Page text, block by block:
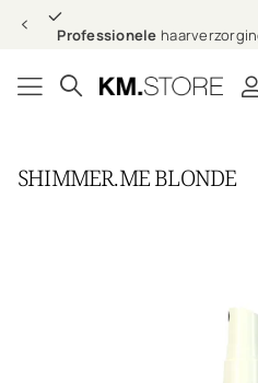
Professionele
SHIMMER.ME BLONDE